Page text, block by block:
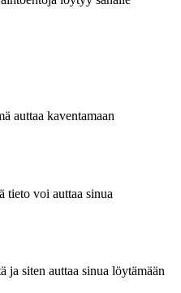
auttaa kaventamaan
voi auttaa sinua
siten auttaa sinua löytämään